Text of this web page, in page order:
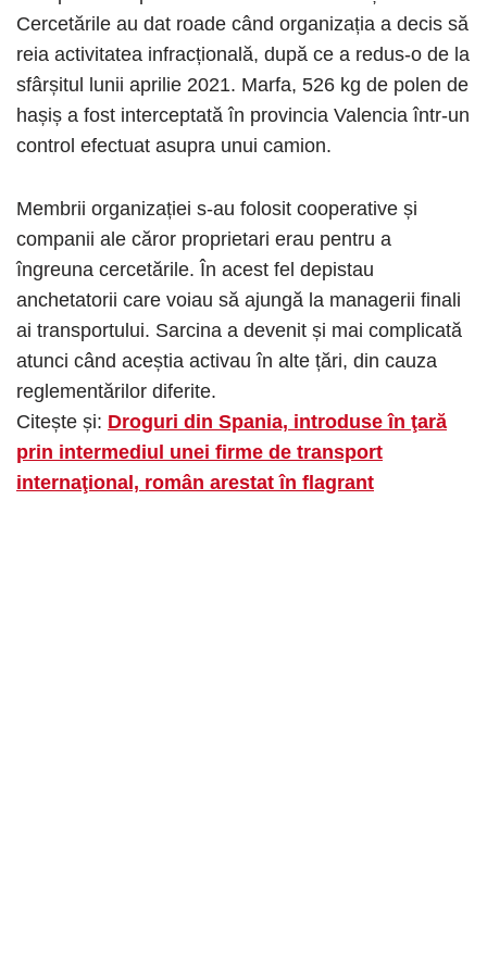
Cercetările au dat roade când organizația a decis să
reia activitatea infracțională, după ce a redus-o de la
sfârșitul lunii aprilie 2021. Marfa, 526 kg de polen de
hașiș a fost interceptată în provincia Valencia într-un
control efectuat asupra unui camion.
Membrii organizației s-au folosit cooperative și
companii ale căror proprietari erau pentru a
îngreuna cercetările. În acest fel depistau
anchetatorii care voiau să ajungă la managerii finali
ai transportului. Sarcina a devenit și mai complicată
atunci când aceștia activau în alte țări, din cauza
reglementărilor diferite.
Citește și: Droguri din Spania, introduse în ţară
prin intermediul unei firme de transport
internaţional, român arestat în flagrant